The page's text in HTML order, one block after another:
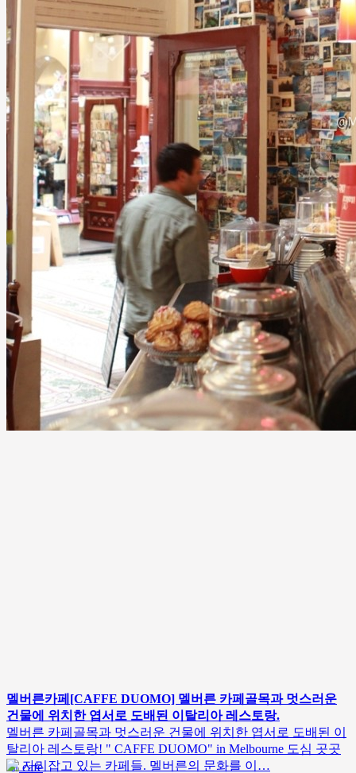
멜버른카페[CAFFE DUOMO] 멜버른 카페골목과 멋스러운
건물에 위치한 엽서로 도배된 이탈리아 레스토랑.
멜버른 카페골목과 멋스러운 건물에 위치한 엽서로 도배된 이
탈리아 레스토랑! " CAFFE DUOMO" in Melbourne 도심 곳곳
에 자리잡고 있는 카페들. 멜버른의 문화를 이…
cafe